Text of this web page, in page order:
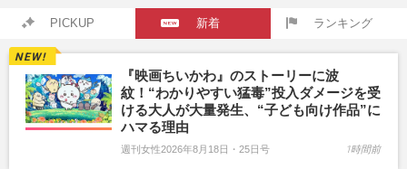
PICKUP 新着 ランキング
『映画ちいかわ』のストーリーに波
紋！“わかりやすい猛毒”投入ダメージを受
ける大人が大量発生、“子ども向け作品”に
ハマる理由
週刊女性2026年8月18日・25日号 1時間前